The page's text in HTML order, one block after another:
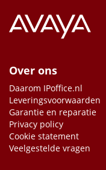
Over ons
Daarom IPoffice.nl
Leveringsvoorwaarden
Garantie en reparatie
Privacy policy
Cookie statement
Veelgestelde vragen